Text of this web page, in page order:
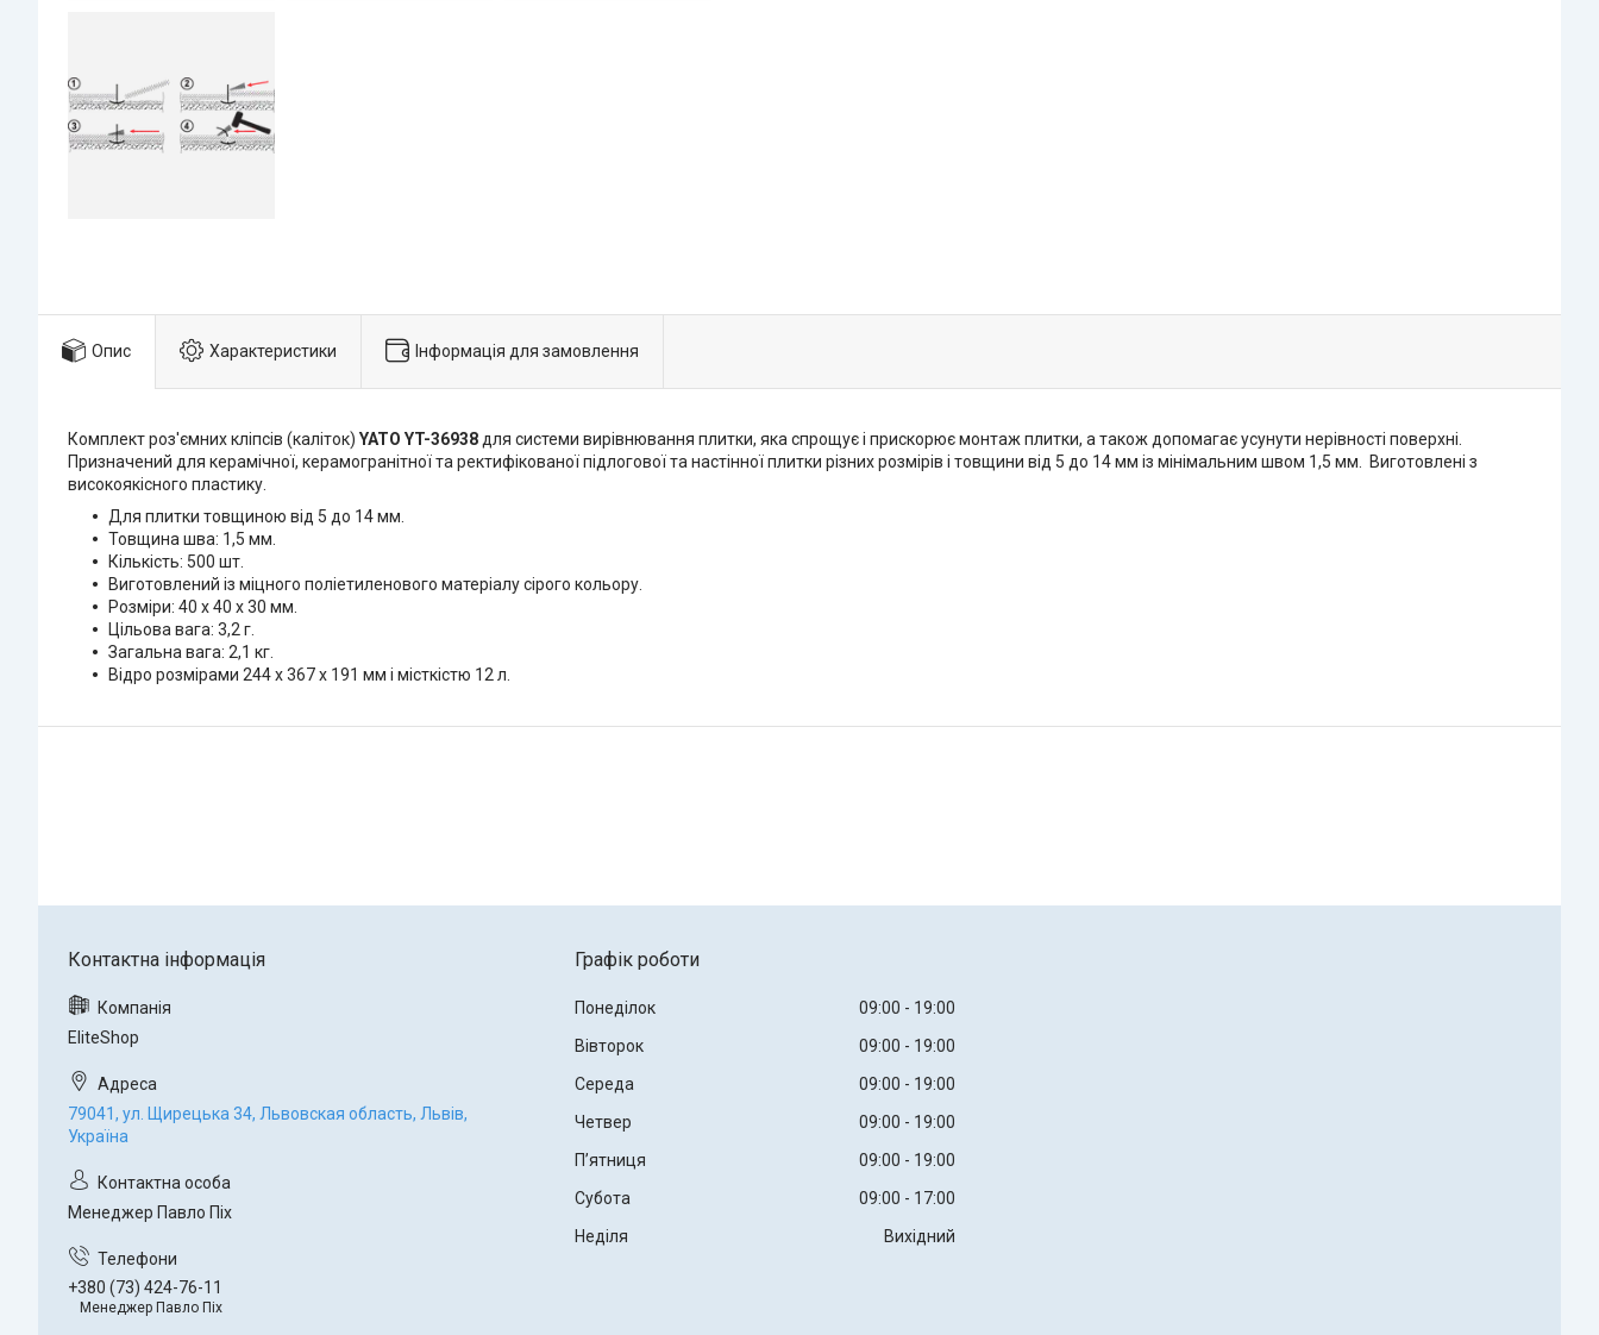
Опис Характеристики Інформація для замовлення
Комплект роз'ємних кліпсів (каліток) YATO YT-36938 для системи вирівнювання плитки, яка спрощує і прискорює монтаж плитки, а також допомагає усунути нерівності поверхні.
Призначений для керамічної, керамогранітної та ректифікованої підлогової та настінної плитки різних розмірів і товщини від 5 до 14 мм із мінімальним швом 1,5 мм. Виготовлені з
високоякісного пластику.
Для плитки товщиною від 5 до 14 мм.
Товщина шва: 1,5 мм.
Кількість: 500 шт.
Виготовлений із міцного поліетиленового матеріалу сірого кольору.
Розміри: 40 x 40 x 30 мм.
Цільова вага: 3,2 г.
Загальна вага: 2,1 кг.
Відро розмірами 244 x 367 x 191 мм і місткістю 12 л.
EliteShop
79041, ул. Щирецька 34, Львовская область, Львів,
Україна
Менеджер Павло Піх
+380 (73) 424-76-11
Менеджер Павло Піх
Графік роботи
Понеділок 09:00
19:00
Вівторок
09:00
19:00
Середа
09:00
19:00
Четвер
09:00
19:00
Пʼятниця
09:00
19:00
Субота
09:00
17:00
Неділя
Вихідний